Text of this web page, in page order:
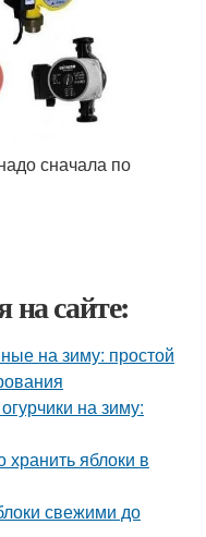
сначала по
на сайте:
на зиму: простой
на зиму:
яблоки в
свежими до